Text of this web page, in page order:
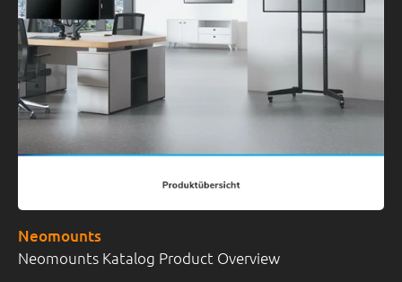
Neomounts Katalog Product Overview
Neomounts